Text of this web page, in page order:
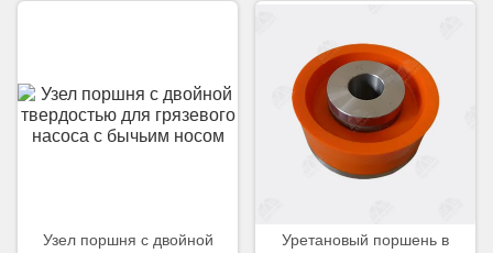
Узел поршня с двойной
Уретановый поршень в